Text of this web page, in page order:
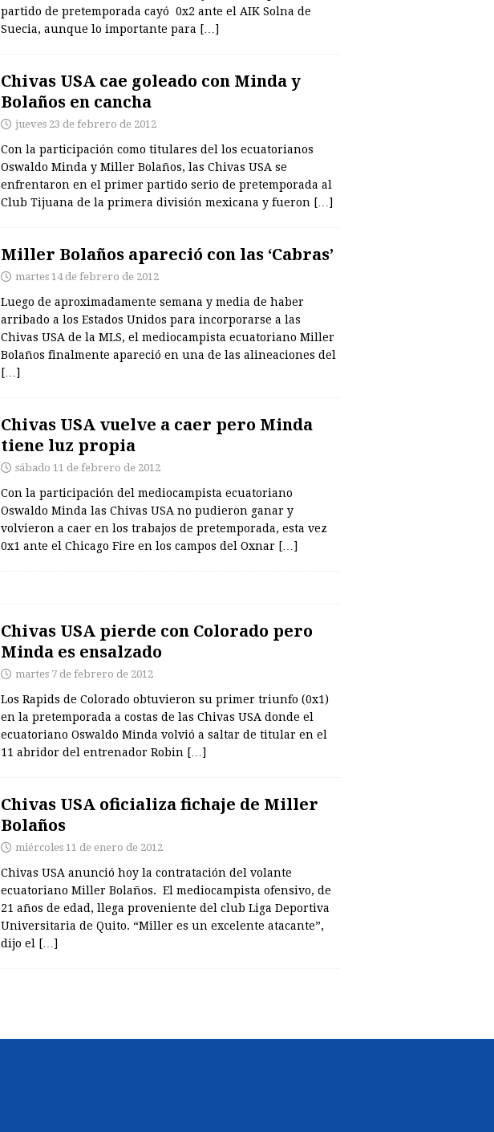
partido de pretemporada cayó 0x2 ante el AIK Solna de
Suecia, aunque lo importante para […]
Chivas USA cae goleado con Minda y
Bolaños en cancha
jueves 23 de febrero de 2012
Con la participación como titulares del los ecuatorianos
Oswaldo Minda y Miller Bolaños, las Chivas USA se
enfrentaron en el primer partido serio de pretemporada al
Club Tijuana de la primera división mexicana y fueron […]
Miller Bolaños apareció con las ‘Cabras’
martes 14 de febrero de 2012
Luego de aproximadamente semana y media de haber
arribado a los Estados Unidos para incorporarse a las
Chivas USA de la MLS, el mediocampista ecuatoriano Miller
Bolaños finalmente apareció en una de las alineaciones del
[…]
Chivas USA vuelve a caer pero Minda
tiene luz propia
sábado 11 de febrero de 2012
Con la participación del mediocampista ecuatoriano
Oswaldo Minda las Chivas USA no pudieron ganar y
volvieron a caer en los trabajos de pretemporada, esta vez
0x1 ante el Chicago Fire en los campos del Oxnar […]
Chivas USA pierde con Colorado pero
Minda es ensalzado
martes 7 de febrero de 2012
Los Rapids de Colorado obtuvieron su primer triunfo (0x1)
en la pretemporada a costas de las Chivas USA donde el
ecuatoriano Oswaldo Minda volvió a saltar de titular en el
11 abridor del entrenador Robin […]
Chivas USA oficializa fichaje de Miller
Bolaños
miércoles 11 de enero de 2012
Chivas USA anunció hoy la contratación del volante
ecuatoriano Miller Bolaños. El mediocampista ofensivo, de
21 años de edad, llega proveniente del club Liga Deportiva
Universitaria de Quito. “Miller es un excelente atacante”,
dijo el
[…]